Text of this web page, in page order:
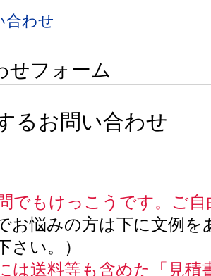
合わせ
せフォーム
るお問い合わせ
でもけっこうです。ご
お悩みの方は下に文例
さい。）
は送料等も含めた「見積